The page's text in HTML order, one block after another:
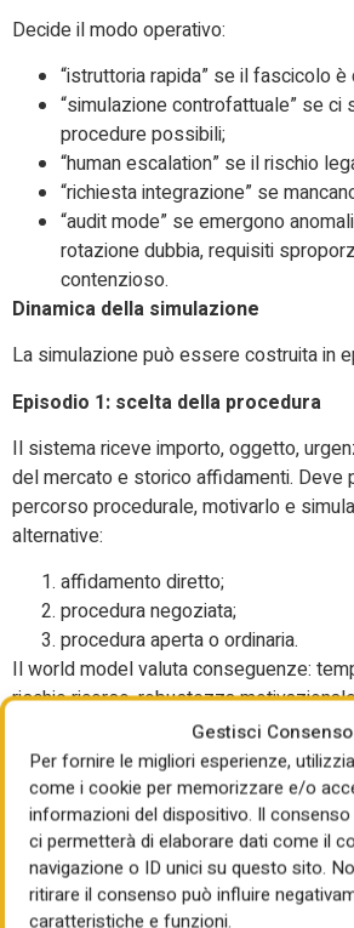
Gestisci Consenso
Per fornire le migliori esperienze,
come i cookie per memorizzare e/o
informazioni del dispositivo. Il
ci permetterà di elaborare dati come il
navigazione o ID unici su questo sito.
ritirare il consenso può influire
caratteristiche e funzioni.
Decide il modo operativo:
“istruttoria rapida” se il fascicolo è
“simulazione controfattuale” se ci
procedure possibili;
“human escalation” se il rischio
“richiesta integrazione” se
“audit mode” se emergono
rotazione dubbia, requisiti
contenzioso.
Dinamica della simulazione
La simulazione può essere costruita in
Episodio 1: scelta della procedura
Il sistema riceve importo, oggetto,
del mercato e storico affidamenti. Deve
percorso procedurale, motivarlo e
alternative:
affidamento diretto;
procedura negoziata;
procedura aperta o ordinaria.
Il world model valuta conseguenze:
rischio ricorso, robustezza
amministrativi, rischio di frazionamento
Episodio 2: costruzione degli atti
Il sistema redige una bozza di
contrarre, disciplinare o lettera d’invito.